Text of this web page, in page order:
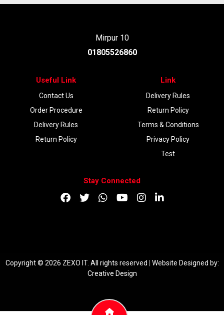
Mirpur 10
01805526860
Useful Link
Contact Us
Order Procedure
Delivery Rules
Return Policy
Link
Delivery Rules
Return Policy
Terms & Conditions
Privacy Policy
Test
Stay Connected
Copyright © 2026 ZEXO IT. All rights reserved
Website Designed by:
Creative Design